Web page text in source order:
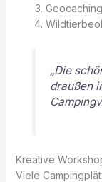
Geocaching
„Die
draußen
Kreative
Viele